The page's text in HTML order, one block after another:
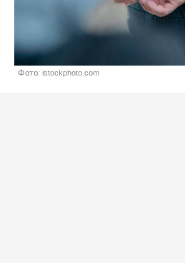
Фото: istockphoto.com